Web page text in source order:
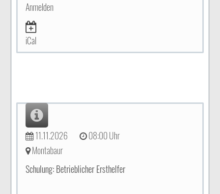
Anmelden
iCal
11.11.2026 08:00 Uhr
Montabaur
Schulung: Betrieblicher Ersthelfer